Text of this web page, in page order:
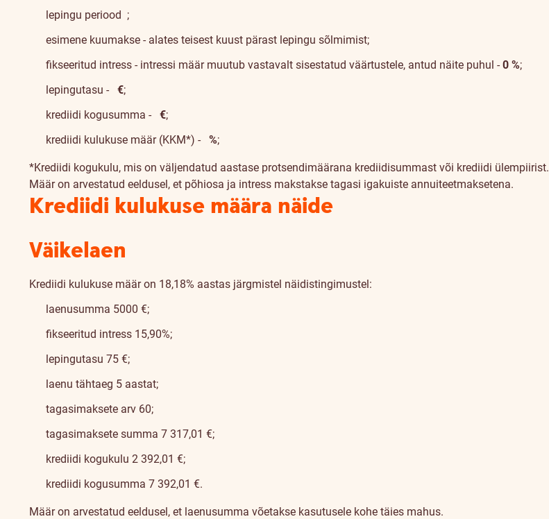
lepingu periood ;
esimene kuumakse - alates teisest kuust pärast lepingu sõlmimist;
fikseeritud intress - intressi määr muutub vastavalt sisestatud väärtustele, antud näite puhul - 0 %;
lepingutasu -
€;
krediidi kogusumma -
€;
krediidi kulukuse määr (KKM*) -
%;
*Krediidi kogukulu, mis on väljendatud aastase protsendimäärana krediidisummast või krediidi ülempiirist.
Määr on arvestatud eeldusel, et põhiosa ja intress makstakse tagasi igakuiste annuiteetmaksetena.
Krediidi kulukuse määra näide
Väikelaen
Krediidi kulukuse määr on 18,18% aastas järgmistel näidistingimustel:
laenusumma 5000 €;
fikseeritud intress 15,90%;
lepingutasu 75 €;
laenu tähtaeg 5 aastat;
tagasimaksete arv 60;
tagasimaksete summa 7 317,01 €;
krediidi kogukulu 2 392,01 €;
krediidi kogusumma 7 392,01 €.
Määr on arvestatud eeldusel, et laenusumma võetakse kasutusele kohe täies mahus.